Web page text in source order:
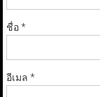
ชื่อ*
อีเมล *